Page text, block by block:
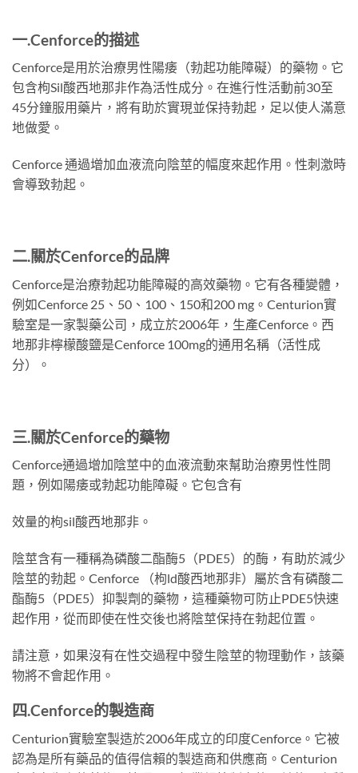
一.Cenforce的描述
Cenforce是用於治療男性陽痿（勃起功能障礙）的藥物。它
包含枸Sil酸西地那非作為活性成分。在進行性活動前30至
45分鐘服用藥片，將有助於實現並保持勃起，足以使人滿意
地做愛。
Cenforce 通過增加血液流向陰莖的幅度來起作用。性刺激時
會導致勃起。
二.關於Cenforce的品牌
Cenforce是治療勃起功能障礙的高效藥物。它有各種變體，
例如Cenforce 25、50、100、150和200 mg。Centurion實
驗室是一家製藥公司，成立於2006年，生產Cenforce。西
地那非檸檬酸鹽是Cenforce 100mg的通用名稱（活性成
分）。
三.關於Cenforce的藥物
Cenforce通過增加陰莖中的血液流動來幫助治療男性性問
題，例如陽痿或勃起功能障礙。它包含有
效量的枸sil酸西地那非。
陰莖含有一種稱為磷酸二酯酶5（PDE5）的酶，有助於減少
陰莖的勃起。Cenforce （枸ld酸西地那非）屬於含有磷酸二
酯酶5（PDE5）抑製劑的藥物，這種藥物可防止PDE5快速
起作用，從而即使在性交後也將陰莖保持在勃起位置。
請注意，如果沒有在性交過程中發生陰莖的物理動作，該藥
物將不會起作用。
四.Cenforce的製造商
Centurion實驗室製造於2006年成立的印度Cenforce。它被
認為是所有藥品的值得信賴的製造商和供應商。Centurion